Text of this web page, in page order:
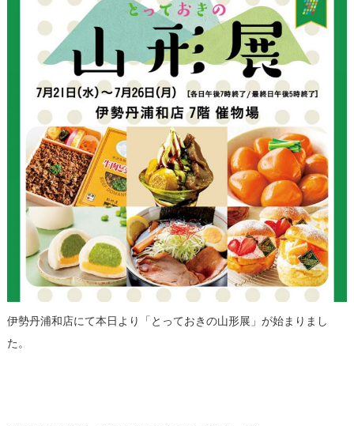
伊勢丹浦和店にて本日より「とっておきの山形展」が始まりまし
た。